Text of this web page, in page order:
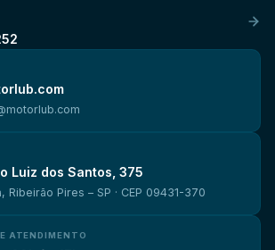
Luiz dos Santos, 375
Ribeirão Pires – SP · CEP 09431-370
ATENDIMENTO